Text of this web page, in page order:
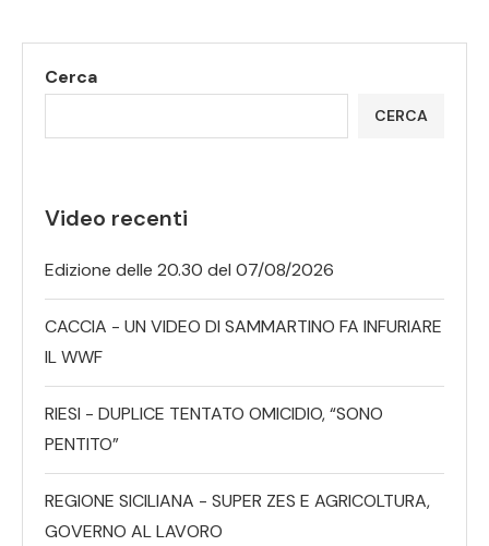
Cerca
CERCA
Video recenti
Edizione delle 20.30 del 07/08/2026
CACCIA - UN VIDEO DI SAMMARTINO FA INFURIARE
IL WWF
RIESI - DUPLICE TENTATO OMICIDIO, “SONO
PENTITO”
REGIONE SICILIANA - SUPER ZES E AGRICOLTURA,
GOVERNO AL LAVORO